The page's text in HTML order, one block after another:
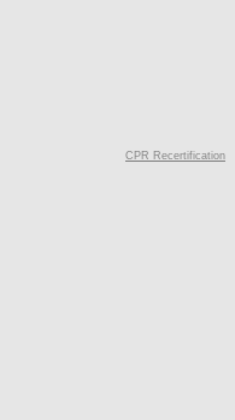
CPR Recertification